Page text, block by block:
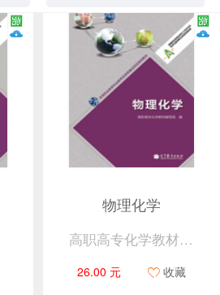
物理化学
高职高专化学教材编写组
26.00 元 收藏